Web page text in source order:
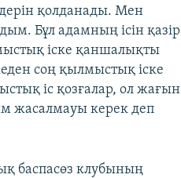
қолданады. Мен
Бұл адамның ісін қазір
іске қаншалықты
соң қылмыстық іске
іс қозғалар, ол жағын
жасалмауы керек деп
баспасөз клубының